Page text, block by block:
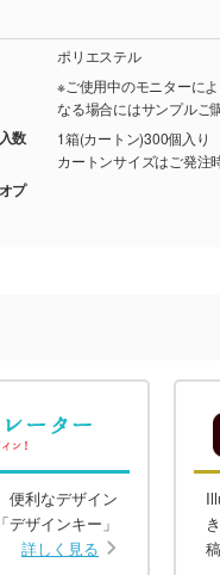
ポリエステル
※ご使用中のモニターに
なる場合にはサンプルご
数
1箱(カートン)300個入り
カートンサイズはご発注
プ
便利なデザイン
ザインキー」
詳しく見る